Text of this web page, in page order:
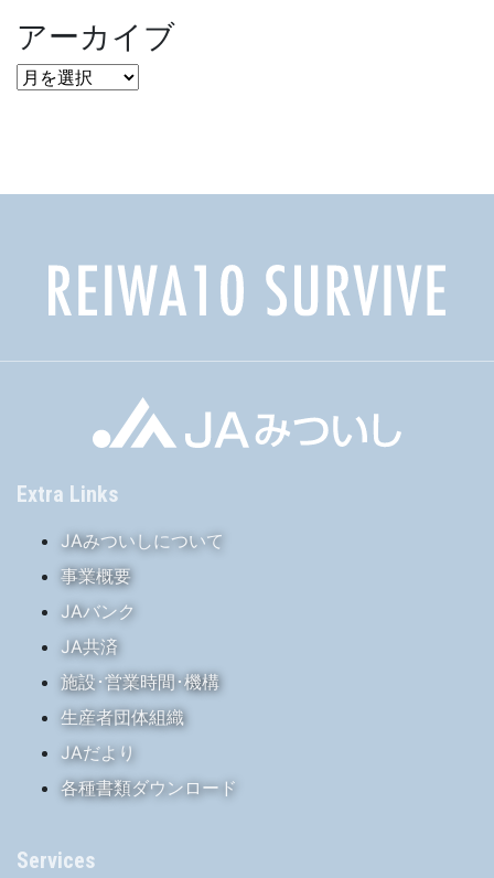
アーカイブ
ア
Extra Links
JAみついしについて
事業概要
JAバンク
JA共済
施設･営業時間･機構
生産者団体組織
JAだより
各種書類ダウンロード
Services